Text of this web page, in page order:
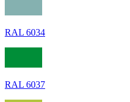
RAL 6034
RAL 6037